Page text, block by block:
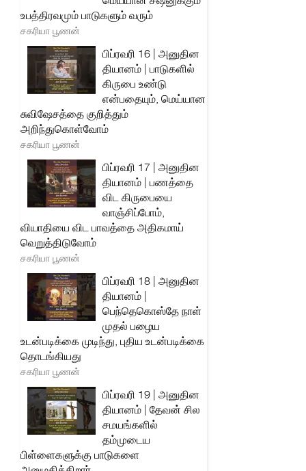
உபத்திரவமும் பாடுகளும் வரும்
சகரியா பூணன்
பிப்ரவரி 16 | அனுதின
தியானம் | பாடுகளில்
கிருபை உண்டு
என்பதையும், மெய்யான
சுவிஷேசத்தை குறித்தும்
அறிந்துகொள்வோம்
சகரியா பூணன்
பிப்ரவரி 17 | அனுதின
தியானம் | பணத்தை
விட கிருபையை
வாஞ்சிப்போம்,
வியாதியை விட பாவத்தை அதிகமாய்
வெறுத்திடுவோம்
சகரியா பூணன்
பிப்ரவரி 18 | அனுதின
தியானம் |
பெந்தெகொஸ்தே நாள்
முதல் பழைய
உடன்படிக்கை முடிந்து, புதிய உடன்படிக்கை
தொடங்கியது
சகரியா பூணன்
பிப்ரவரி 19 | அனுதின
தியானம் | தேவன் சில
சமயங்களில்
தம்முடைய
பிள்ளைகளுக்கு பாடுகளை